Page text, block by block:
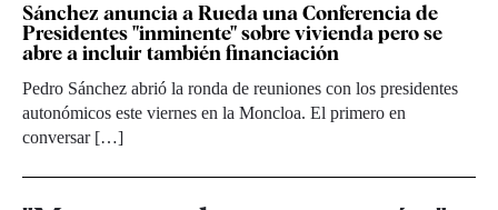
Sánchez anuncia a Rueda una Conferencia de
Presidentes "inminente" sobre vivienda pero se
abre a incluir también financiación
Pedro Sánchez abrió la ronda de reuniones con los presidentes
autonómicos este viernes en la Moncloa. El primero en
conversar […]